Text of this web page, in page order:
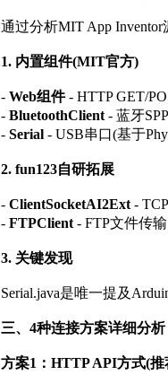
通过分析MIT App Inventor
1. 内置组件(MIT官方)
- Web组件- HTTP GET/
- BluetoothClient - 蓝牙
- Serial - USB串口(基于
2. fun123自研拓展
- ClientSocketAI2Ext -
- FTPClient - FTP文件传输
3. 关键发现
Serial.java是唯一提及
三、4种连接方案详细分析
方案1：HTTP API方式(推